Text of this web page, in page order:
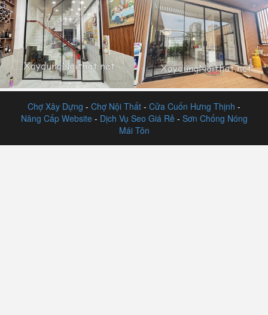
Grid
List
Cửa Nhôm Slim Thiết Kế Siêu
Mảnh – Khi Vẻ Đẹp Gặp Gỡ
Công Nghệ!
Báo Giá Cửa Nhôm Slim Mới
Nhất – Đẹp, Bền, Sang Mà
Giá Cực “Mềm”!
Chợ Xây Dựng - Chợ Nội Thất - Cửa Cuốn Hưng Thịnh -
Nâng Cấp Website- Dịch Vụ Seo Giá Rẻ- Sơn Chống Nóng
Mái Tôn